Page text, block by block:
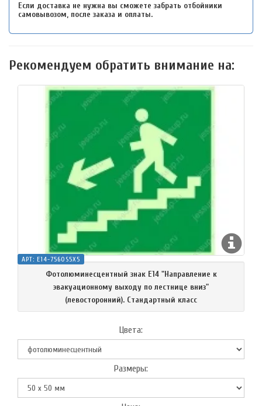
Если доставка не нужна вы сможете забрать отбойники
самовывозом, после заказа и оплаты.
Рекомендуем обратить внимание на:
АРТ: E14-7560S5X5
Фотолюминесцентный знак Е14 "Направление к
эвакуационному выходу по лестнице вниз"
(левосторонний). Cтандартный класс
Цвета:
Размеры: